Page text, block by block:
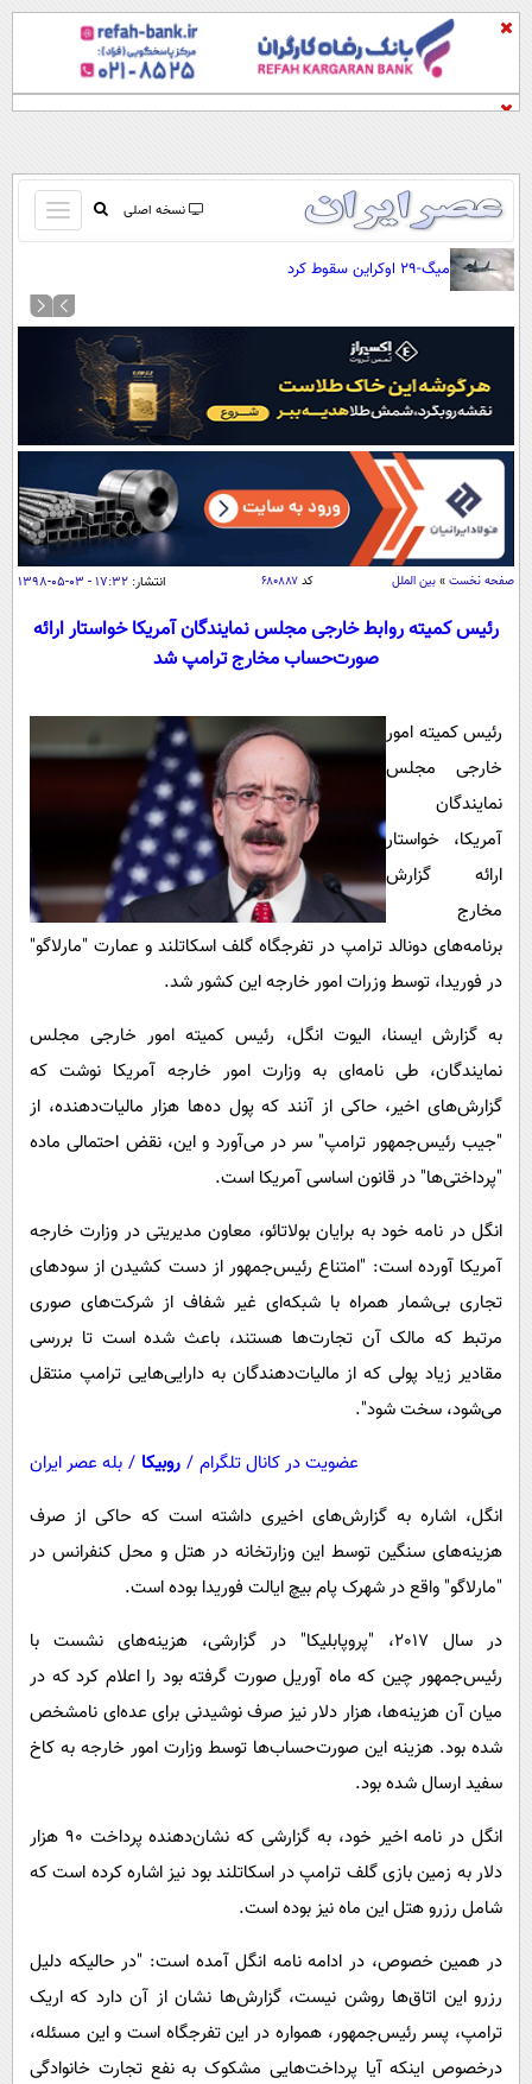
نسخه اصلی
باز
و
کردن
صفحه اول
آرشیو
نظرسنجی
آب و هوا
اوقات شرعی
سواد زندگی
اقتصاد
اقتصادی
خودرو
جامعه
اجتماعی
سلامت
یک برش دانایی
محیط زیست
سفر و تفریح
ورزشی
سیاست خارجی
فرهنگ و هنر
علم و دانش
فناوری و It
علمی
اخبار کریپتو
قرآن
گوناگون
سرگرمی
باشگاه مغز
مجله تصویری سلاح
فیلم
اقتصاد
ورزش
سیاست
سرگرمی
فناوری
سلامت
فرهنگی
بین الملل
حیات وحش
سیاست خارجی
عصر ایران 2
خواندنی ها و دیدنی ها
داستان کوتاه
پیامک
روانشناسی
آموزش زبان
میگ-۲۹ اوکراین سقوط کرد
صفحه نخست » بین الملل کد۶۸۰۸۸۷ انتشار: ۱۷:۳۲ - ۰۳-۰۵-۱۳۹۸
رئیس کمیته روابط خارجی مجلس نمایندگان آمریکا خواستار ارائه
صورت‌حساب‌ مخارج ترامپ شد
رئیس کمیته امور
خارجی مجلس
نمایندگان
آمریکا، خواستار
ارائه گزارش
مخارج
برنامه‌های دونالد ترامپ در تفرجگاه گلف اسکاتلند و عمارت "مارلاگو"
در فوریدا، توسط وزرات امور خارجه این کشور شد.
به گزارش ایسنا، الیوت انگل، رئیس کمیته امور خارجی مجلس
نمایندگان، طی نامه‌ای به وزارت امور خارجه آمریکا نوشت که
گزارش‌های اخیر، حاکی از آنند که پول‌ ده‌ها هزار مالیات‌دهنده، از
"جیب رئیس‌جمهور ترامپ" سر در می‌آورد و این، نقض احتمالی ماده
"پرداختی‌ها" در قانون اساسی آمریکا است.
انگل در نامه خود به برایان بولاتائو، معاون مدیریتی در وزارت خارجه
آمریکا آورده است: "امتناع رئیس‌جمهور از دست کشیدن از سودهای
تجاری بی‌شمار همراه با شبکه‌ای غیر شفاف از شرکت‌های صوری
مرتبط که مالک آن تجارت‌ها هستند، باعث شده است تا بررسی
مقادیر زیاد پولی که از مالیات‌دهندگان به دارایی‌هایی ترامپ منتقل
می‌شود، سخت شود".
عضویت در کانال تلگرام / روبیکا / بله عصر ایران
انگل، اشاره به گزارش‌های اخیری داشته است که حاکی از صرف
هزینه‌های سنگین توسط این وزارتخانه در هتل و محل کنفرانس در
"مارلاگو" واقع در شهرک پام‌ بیچ ایالت فوریدا بوده است.
در سال 2017، "پروپابلیکا" در گزارشی، هزینه‌های نشست با
رئیس‌جمهور چین که ماه آوریل صورت گرفته بود را اعلام کرد که در
میان آن هزینه‌ها، هزار دلار نیز صرف نوشیدنی‌ برای عده‌ای نامشخص
شده بود. هزینه این صورت‌حساب‌ها توسط وزارت امور خارجه به کاخ
سفید ارسال شده بود.
انگل در نامه اخیر خود، به گزارشی که نشان‌دهنده پرداخت 90 هزار
دلار به زمین بازی گلف ترامپ در اسکاتلند بود نیز اشاره کرده است که
شامل رزرو هتل این ماه نیز بوده است.
در همین خصوص، در ادامه نامه انگل آمده است: "در حالیکه دلیل
رزرو این اتاق‌ها روشن نیست، گزارش‌ها نشان از آن دارد که اریک
ترامپ، پسر رئیس‌جمهور، همواره در این تفرجگاه است و این مسئله،
درخصوص اینکه آیا پرداخت‌هایی مشکوک به نفع تجارت خانوادگی